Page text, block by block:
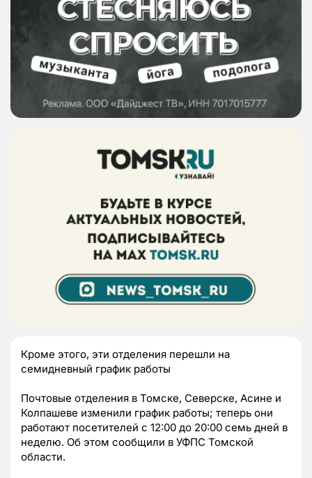
Кроме этого, эти отделения перешли на
семидневный график работы
Почтовые отделения в Томске, Северске, Асине и
Колпашеве изменили график работы; теперь они
работают посетителей с 12:00 до 20:00 семь дней в
неделю. Об этом сообщили в УФПС Томской
области.